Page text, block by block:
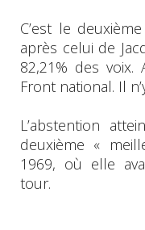
C’est le
après celui de
82,21% des voix.
Front national. Il
L’abstention
deuxième «
1969, où elle
tour.